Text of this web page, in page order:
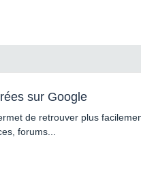
sur Google
de retrouver plus
forums...